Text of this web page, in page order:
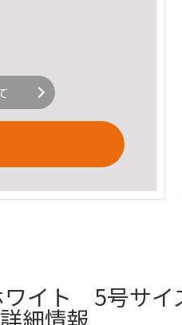
イト 5号サイ
細情報